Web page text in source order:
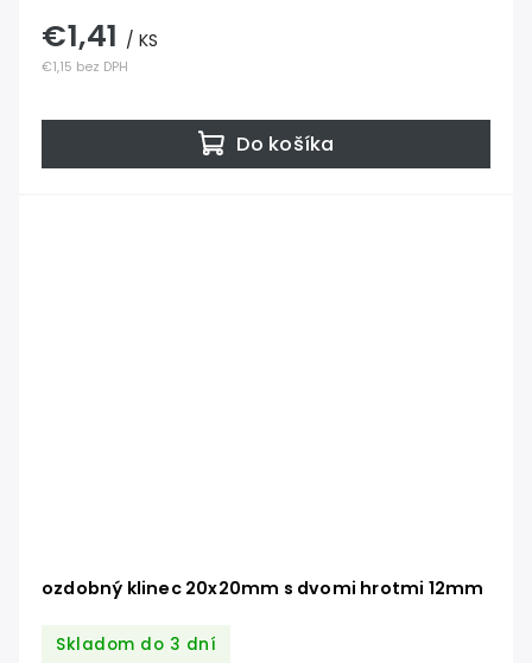
€1,15 bez DPH
€1,41 / KS
Do košíka
ozdobný klinec 20x20mm s dvomi hrotmi 12mm
Skladom do 3 dní